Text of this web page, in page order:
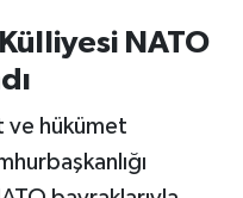
NATO
ve hükümet